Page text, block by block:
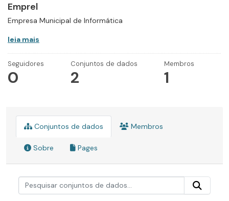
Emprel
Empresa Municipal de Informática
leia mais
Seguidores
0
Conjuntos de dados
2
Membros
1
Conjuntos de dados Membros
Sobre Pages